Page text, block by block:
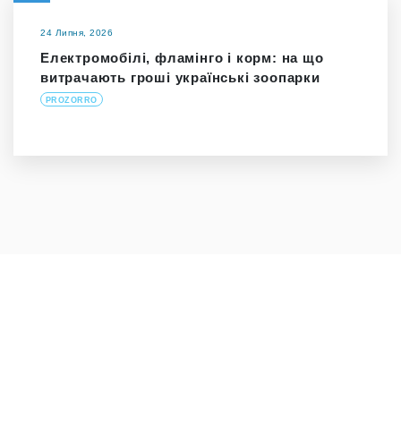
24 Липня, 2026
Електромобілі, фламінго і корм: на що
витрачають гроші українські зоопарки
PROZORRO